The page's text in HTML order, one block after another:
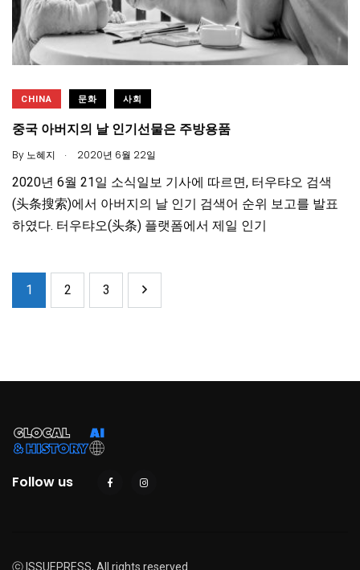
CHINA 문화 사회
중국 아버지의 날 인기선물은 주방용품
By 노혜지 . 2020년 6월 22일
2020년 6월 21일 소식일보 기사에 따르면, 터우탸오 검색
(头条搜索)에서 아버지의 날 인기 검색어 순위 보고를 발표
하였다. 터우탸오(头条) 플랫폼에서 제일 인기
1 2 3
Follow us
ⓒ ISSUEPRESS, All rights reserved